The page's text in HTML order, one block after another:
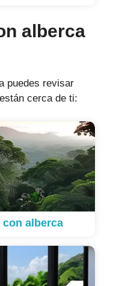
alberca
puedes revisar
cerca de ti:
con alberca